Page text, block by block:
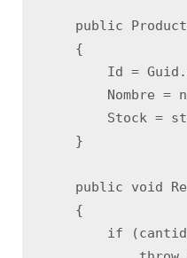
public
    {
Id =
Nombre =
Stock =
    }
public void
    {
if